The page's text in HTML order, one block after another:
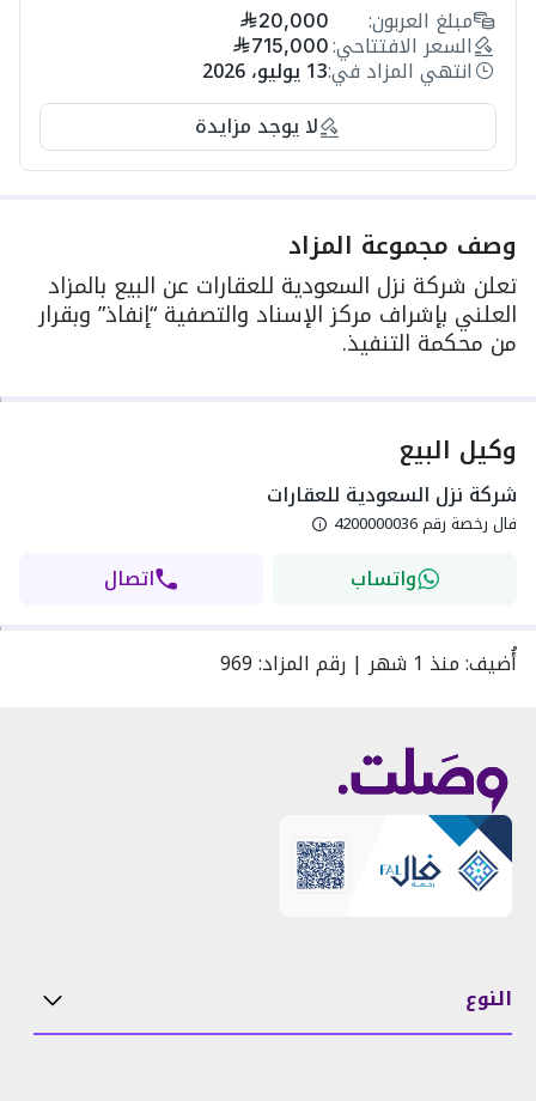
مبلغ العربون: 20,000
السعر الافتتاحي: 715,000
انتهي المزاد في:13 يوليو، 2026
لا يوجد مزايدة
وصف مجموعة المزاد
تعلن شركة نزل السعودية للعقارات عن البيع بالمزاد
العلني بإشراف مركز الإسناد والتصفية “إنفاذ” وبقرار
من محكمة التنفيذ.
وكيل البيع
شركة نزل السعودية للعقارات
فال رخصة رقم4200000036
واتساب اتصال
أُضيف:منذ 1 شهر | رقم المزاد:
969
النوع